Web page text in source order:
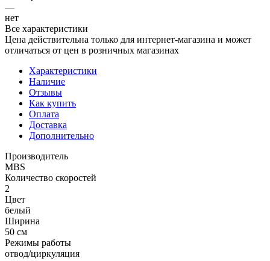
—
нет
Все характеристики
Цена действительна только для интернет-магазина и может
отличаться от цен в розничных магазинах
Характеристики
Наличие
Отзывы
Как купить
Оплата
Доставка
Дополнительно
Производитель
MBS
Количество скоростей
2
Цвет
белый
Ширина
50 см
Режимы работы
отвод/циркуляция